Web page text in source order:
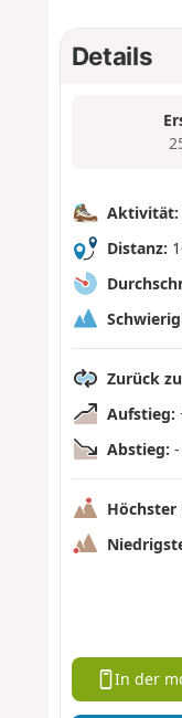
Details
Aktivität:
Distanz:
Zurück
Aufstieg:
Abstieg:
Höchster
In der